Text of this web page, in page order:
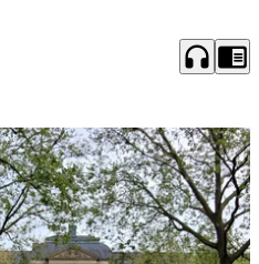
headphones chrome_reader_mode